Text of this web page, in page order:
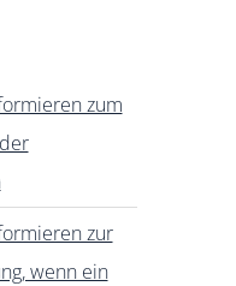
zum
zur
wenn ein